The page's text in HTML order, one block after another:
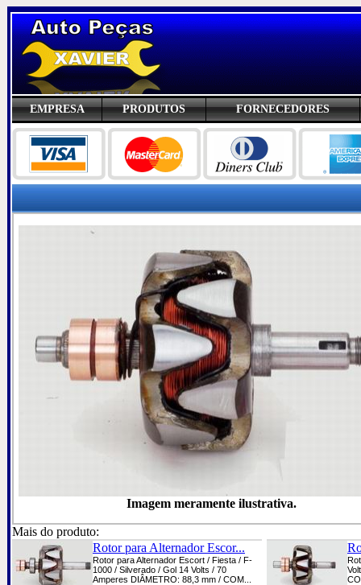
EMPRESA PRODUTOS FORNECEDORES
Imagem meramente ilustrativa.
Mais do produto:
Rotor para Alternador Escor...
Rotor para Alternador Escort / Fiesta / F-
1000 / Silverado / Gol 14 Volts / 70
Amperes DIÂMETRO: 88,3 mm / COM...